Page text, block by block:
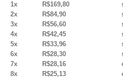
1x R$169,80
2x
R$84,90
3x
R$56,60
4x
R$42,45
5x
R$33,96
6x
R$28,30
7x
R$28,16
8x
R$25,13